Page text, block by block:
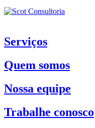
Serviços
Quem somos
Nossa equipe
Trabalhe conosco